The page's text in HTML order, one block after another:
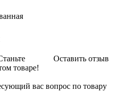
Оставить отзыв
товаре!
вас вопрос по товару